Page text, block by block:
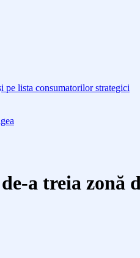
lista consumatorilor strategici
a treia zonă